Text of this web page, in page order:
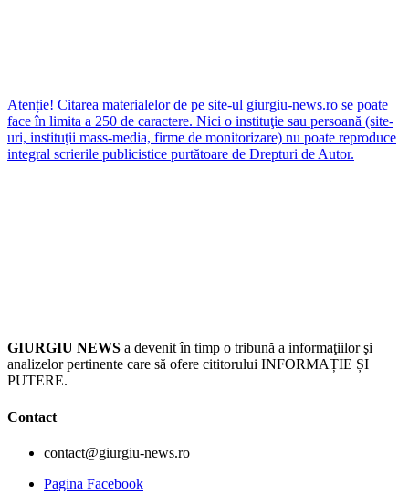
Atenție! Citarea materialelor de pe site-ul giurgiu-news.ro se poate
face în limita a 250 de caractere. Nici o instituţie sau persoană (site-
uri, instituţii mass-media, firme de monitorizare) nu poate reproduce
integral scrierile publicistice purtătoare de Drepturi de Autor.
GIURGIU NEWS a devenit în timp o tribună a informaţiilor şi
analizelor pertinente care să ofere cititorului INFORMAȚIE ȘI
PUTERE.
Contact
contact@giurgiu-news.ro
Pagina Facebook